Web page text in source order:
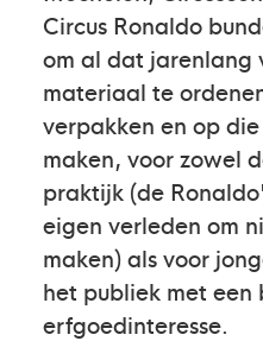
Circus Ronaldo
om al dat jarenlang
materiaal te
verpakken en op
maken, voor zowel
praktijk (de
eigen verleden om
maken) als voor
het publiek met een
erfgoedinteresse.